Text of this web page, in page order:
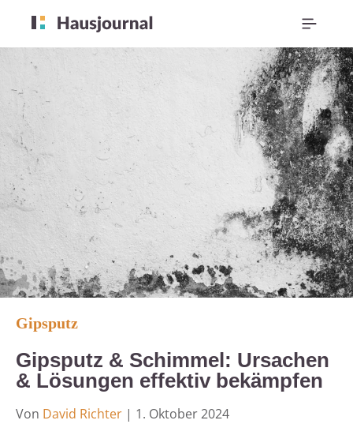
Gipsputz
Gipsputz & Schimmel: Ursachen
& Lösungen effektiv bekämpfen
Von David Richter | 1. Oktober 2024